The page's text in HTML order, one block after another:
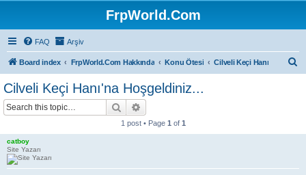
FrpWorld.Com
FAQ Arşiv
Board index FrpWorld.Com Hakkında Konu Ötesi Cilveli Keçi Hanı
Cilveli Keçi Hanı'na Hoşgeldiniz...
Search
1 post • Page 1 of 1
catboy
Site Yazarı